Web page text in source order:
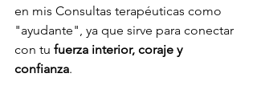
en mis Consultas terapéuticas como
"ayudante", ya que sirve para conectar
con tu fuerza interior, coraje y
confianza.